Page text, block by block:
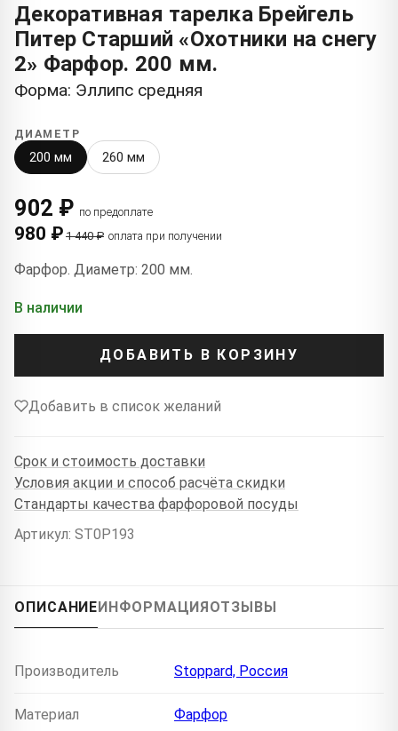
Декоративная тарелка Брейгель
Питер Старший «Охотники на снегу
2» Фарфор. 200 мм.
Форма: Эллипс средняя
ДИАМЕТР
200 мм 260 мм
902 ₽ по предоплате
980 ₽ 1 440 ₽ оплата при получении
Фарфор. Диаметр: 200 мм.
В наличии
ДОБАВИТЬ В КОРЗИНУ
Добавить в список желаний
Срок и стоимость доставки
Условия акции и способ расчёта скидки
Стандарты качества фарфоровой посуды
Артикул: ST0P193
ОПИСАНИЕИНФОРМАЦИЯОТЗЫВЫ
Производитель Stoppard, Россия
Материал Фарфор